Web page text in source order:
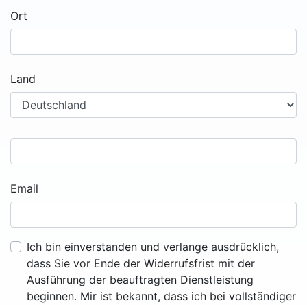
Ort
Land
Email
Ich bin einverstanden und verlange ausdrücklich,
dass Sie vor Ende der Widerrufsfrist mit der
Ausführung der beauftragten Dienstleistung
beginnen. Mir ist bekannt, dass ich bei vollständiger